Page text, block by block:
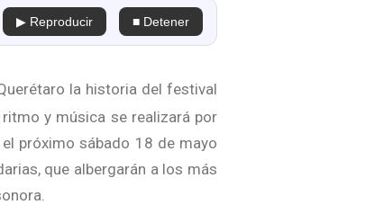
▶ Reproducir ■ Detener
la historia del festival
ritmo y música se realizará por
próximo sábado 18 de mayo
que albergarán a los más